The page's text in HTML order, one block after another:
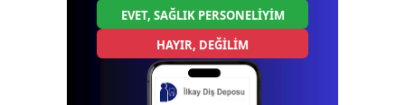
EVET, SAĞLIK PERSONELİYİM
HAYIR, DEĞİLİM